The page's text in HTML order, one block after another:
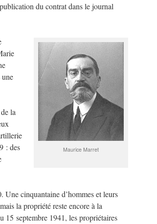
du contrat dans le journal
Maurice Marret
la
: des
Une cinquantaine d’hommes et leurs
la propriété reste encore à la
15 septembre 1941, les propriétaires